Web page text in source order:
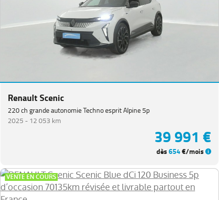
Renault Scenic
220 ch grande autonomie Techno esprit Alpine 5p
2025 - 12 053 km
39 991 €
dès654€/mois
VENTE EN COURS